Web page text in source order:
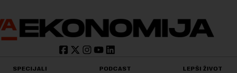
SPECIJALI PODCAST LEPŠI ŽIVOT